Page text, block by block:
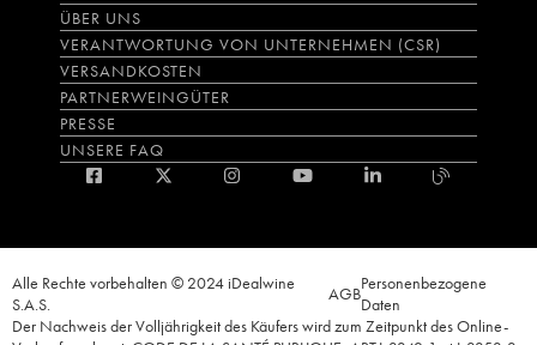
ÜBER UNS
VERANTWORTUNG VON UNTERNEHMEN (CSR)
VERSANDKOSTEN
PARTNERWEINGÜTER
PRESSE
UNSERE FAQ
Alle Rechte vorbehalten © 2024 iDealwine
S.A.S.
AGBPersonenbezogene
Daten
Der Nachweis der Volljährigkeit des Käufers wird zum Zeitpunkt des Online-